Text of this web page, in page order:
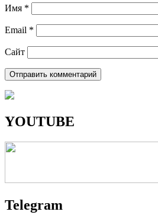
Имя *
Email *
Сайт
YOUTUBE
Telegram